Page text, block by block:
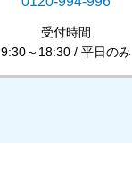
受付時間
9:30～18:30 / 平日のみ